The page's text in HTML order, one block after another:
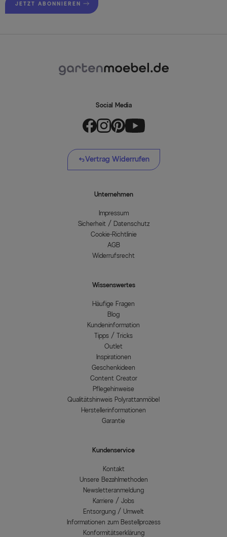
JETZT ABONNIEREN
Social Media
Vertrag Widerrufen
Unternehmen
Impressum
Sicherheit / Datenschutz
Cookie-Richtlinie
AGB
Widerrufsrecht
Wissenswertes
Häufige Fragen
Blog
Kundeninformation
Tipps / Tricks
Outlet
Inspirationen
Geschenkideen
Content Creator
Pflegehinweise
Qualitätshinweis Polyrattanmöbel
Herstellerinformationen
Garantie
Kundenservice
Kontakt
Unsere Bezahlmethoden
Newsletteranmeldung
Karriere / Jobs
Entsorgung / Umwelt
Informationen zum Bestellprozess
Konformitätserklärung